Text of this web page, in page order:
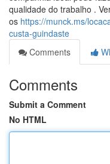
qualidade do trabalho .
os https://munck.ms/
custa-guindaste
Comments
Comments
Submit a Comment
No HTML